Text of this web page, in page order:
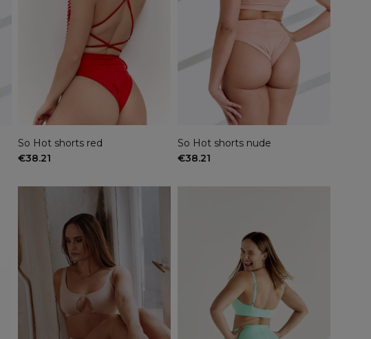
So Hot shorts red
€38.21
So Hot shorts nude
€38.21